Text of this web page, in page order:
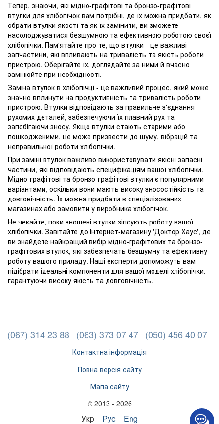
Тепер, знаючи, які мідно-графітові та бронзо-графітові
втулки для хлібопічок вам потрібні, де їх можна придбати, як
обрати втулки якості та як їх замінити, ви зможете
насолоджуватися безшумною та ефективною роботою своєї
хлібопічки. Пам'ятайте про те, що втулки - це важливі
запчастини, які впливають на тривалість та якість роботи
пристрою. Оберігайте їх, доглядайте за ними й вчасно
замінюйте при необхідності.
Заміна втулок в хлібопічці - це важливий процес, який може
значно вплинути на продуктивність та тривалість роботи
пристрою. Втулки відповідають за правильне з'єднання
рухомих деталей, забезпечуючи їх плавний рух та
запобігаючи зносу. Якщо втулки стають старими або
пошкодженими, це може призвести до шуму, вібрацій та
неправильної роботи хлібопічки.
При заміні втулок важливо використовувати якісні запасні
частини, які відповідають специфікаціям вашої хлібопічки.
Мідно-графітові та бронзо-графітові втулки є популярними
варіантами, оскільки вони мають високу зносостійкість та
довговічність. Їх можна придбати в спеціалізованих
магазинах або замовити у виробника хлібопічок.
Не чекайте, поки зношені втулки зіпсують роботу вашої
хлібопічки. Завітайте до Інтернет-магазину 'Доктор Хаус', де
ви знайдете найкращий вибір мідно-графітових та бронзо-
графітових втулок, які забезпечать безшумну та ефективну
роботу вашого приладу. Наші експерти допоможуть вам
підібрати ідеальні компоненти для вашої моделі хлібопічки,
гарантуючи високу якість та довговічність.
(067) 314 23 88 (063) 373 07 47 (050) 456 40 07
Контактна інформація
Повна версія сайту
Мапа сайту
© 2013 - 2026
Укр Рус Eng